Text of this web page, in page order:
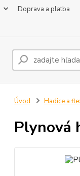
Doprava a platba
Úvod Hadice a
Plynová